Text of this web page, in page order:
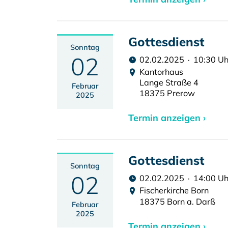
Sonntag
02
Februar
2025
Gottesdienst
02.02.2025 · 10:30
Kantorhaus
Lange Straße 4
18375 Prerow
Termin anzeigen ›
Sonntag
02
Februar
2025
Gottesdienst
02.02.2025 · 14:00
Fischerkirche Born
18375 Born a. Darß